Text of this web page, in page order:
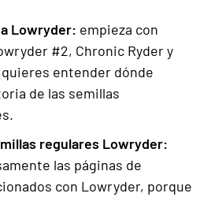
Lowryder: empieza con
#2, Chronic Ryder y
entender dónde
de las semillas
regulares Lowryder:
las páginas de
con Lowryder, porque